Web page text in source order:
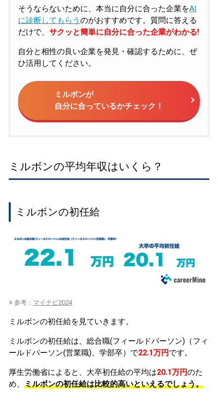
そうならないために、本当に自分に合った企業をAI
に診断してもらう のがおすすめです。質問に答える
だけで、 サクッと簡単に自分に合った企業がわかる!
自分と相性の良い企業を発見・確認するために、ぜ
ひ活用してください。
ミルボンが
自分に合っているかチェック！
ミルボンの平均年収はいくら？
ミルボンの初任給
※ 参考： マイナビ2024
ミルボンの初任給を見ていきます。
ミルボンの初任給は、総合職(フィールドパーソン)（フィ
ールドパーソン(営業職)、学部卒）で22.1万円 です。
厚生労働省によると、大卒初任給の平均は20.1万円のた
め、 ミルボンの初任給は比較的高いといえるでしょう。